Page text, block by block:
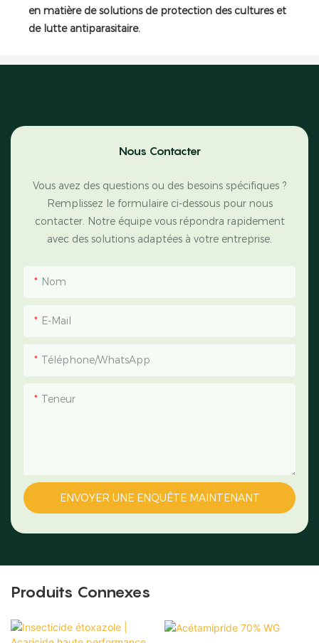
en matière de solutions de protection des cultures et
de lutte antiparasitaire.
Nous Contacter
Vous avez des questions ou des besoins spécifiques ?
Remplissez le formulaire ci-dessous pour nous
contacter. Notre équipe vous répondra rapidement
avec des solutions adaptées à votre entreprise.
Nom
E-Mail
Téléphone/WhatsApp
Teneur
ENVOYER UNE ENQUÊTE MAINTENANT
Produits Connexes